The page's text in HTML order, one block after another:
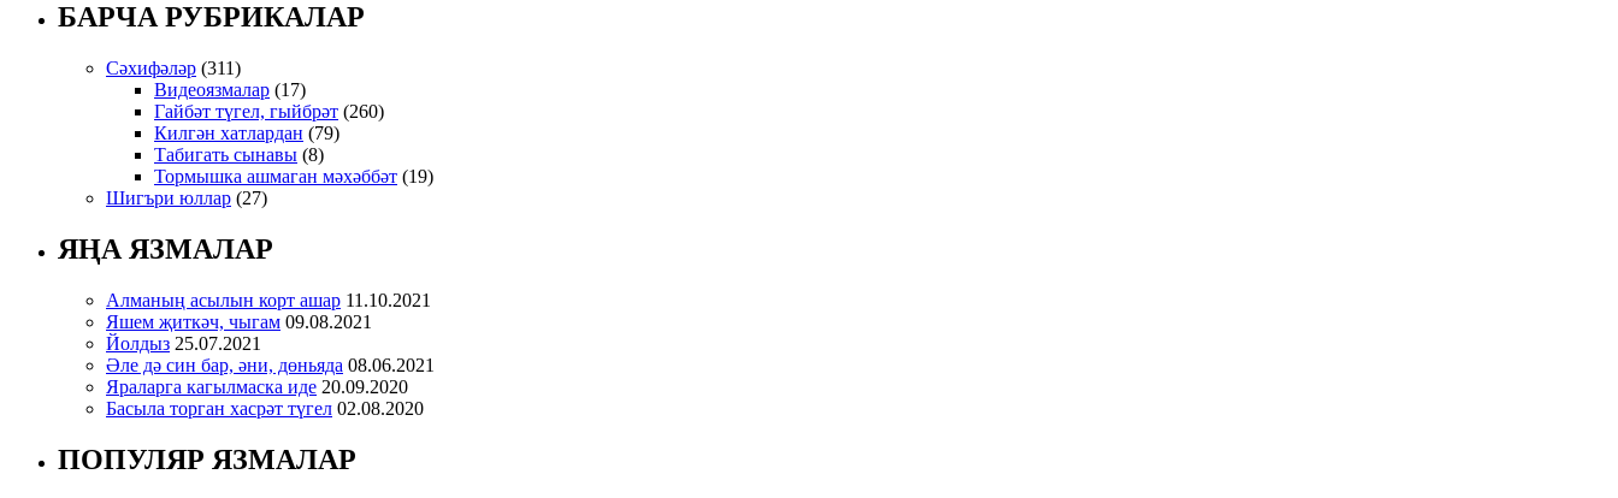
БАРЧА РУБРИКАЛАР
Сәхифәләр (311)
Видеоязмалар (17)
Гайбәт түгел, гыйбрәт (260)
Килгән хатлардан (79)
Табигать сынавы (8)
Тормышка ашмаган мәхәббәт (19)
Шигъри юллар (27)
ЯҢА ЯЗМАЛАР
Алманың асылын корт ашар 11.10.2021
Яшем җиткәч, чыгам 09.08.2021
Йолдыз 25.07.2021
Әле дә син бар, әни, дөньяда 08.06.2021
Яраларга кагылмаска иде 20.09.2020
Басыла торган хасрәт түгел 02.08.2020
ПОПУЛЯР ЯЗМАЛАР